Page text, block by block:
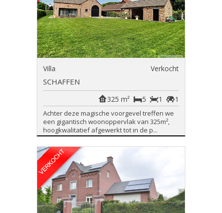
Villa Verkocht
SCHAFFEN
1
1
5
325 m²
Achter deze magische voorgevel treffen we
een gigantisch woonoppervlak van 325m²,
hoogkwalitatief afgewerkt tot in de p...